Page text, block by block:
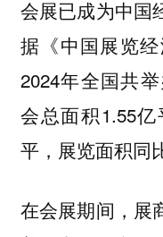
会展已成为中国
据《中国展览经
2024年全国共
会总面积1.55
平，展览面积同
在会展期间，展